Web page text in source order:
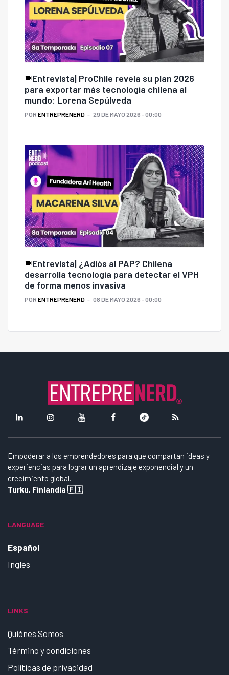
Entrevista| ProChile revela su plan 2026
para exportar más tecnología chilena al
mundo: Lorena Sepúlveda
POR ENTREPRENERD 29 DE MAYO 2026 - 00:00
Entrevista| ¿Adiós al PAP? Chilena
desarrolla tecnología para detectar el VPH
de forma menos invasiva
POR ENTREPRENERD 08 DE MAYO 2026 - 00:00
Empoderar a los emprendedores para que compartan ideas y
experiencias para lograr un aprendizaje exponencial y un
crecimiento global.
Turku, Finlandia 🇫🇮
LANGUAGE
Español
Ingles
LINKS
Quiénes Somos
Término y condiciones
Políticas de privacidad